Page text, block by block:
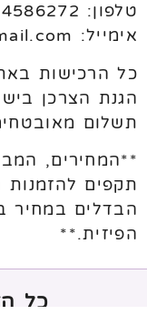
טלפון: 052-4586272
אימייל: 3noganog@gmail.com
כל הרכישות
תשלום
**המחירים,
תקפים להזמנות
הבדלים במחיר
הפיזית.**
כל